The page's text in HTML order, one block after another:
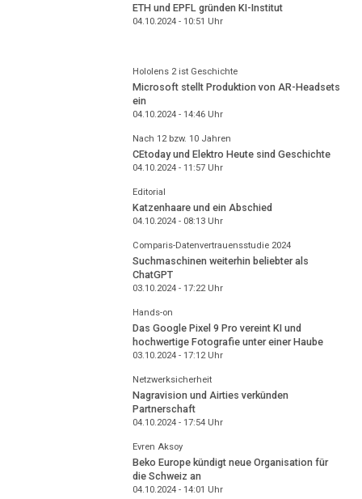
ETH und EPFL gründen KI-Institut
04.10.2024 - 10:51 Uhr
Hololens 2 ist Geschichte
Microsoft stellt Produktion von AR-Headsets
ein
04.10.2024 - 14:46Uhr
Nach 12 bzw. 10 Jahren
CEtoday und Elektro Heute sind Geschichte
04.10.2024 - 11:57Uhr
Editorial
Katzenhaare und ein Abschied
04.10.2024 - 08:13Uhr
Comparis-Datenvertrauensstudie 2024
Suchmaschinen weiterhin beliebter als
ChatGPT
03.10.2024 - 17:22Uhr
Hands-on
Das Google Pixel 9 Pro vereint KI und
hochwertige Fotografie unter einer Haube
03.10.2024 - 17:12Uhr
Netzwerksicherheit
Nagravision und Airties verkünden
Partnerschaft
04.10.2024 - 17:54Uhr
Evren Aksoy
Beko Europe kündigt neue Organisation für
die Schweiz an
04.10.2024 - 14:01 Uhr